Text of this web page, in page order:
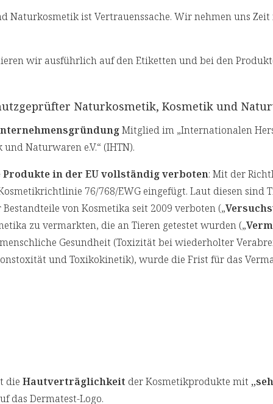
Naturkosmetik ist Vertrauenssache. Wir nehmen uns
wir ausführlich auf den Etiketten und bei den
Naturkosmetik, Kosmetik und
Mitglied im „Internationalen
Naturwaren e.V.“ (IHTN).
in der EU vollständig verboten: Mit der
76/768/EWG eingefügt. Laut diesen sind
von Kosmetika seit 2009 verboten („
zu vermarkten, die an Tieren getestet wurden („
Gesundheit (Toxizität bei wiederholter
und Toxikokinetik), wurde die Frist für das
die Hautverträglichkeit der Kosmetikprodukte mit
das Dermatest-Logo.